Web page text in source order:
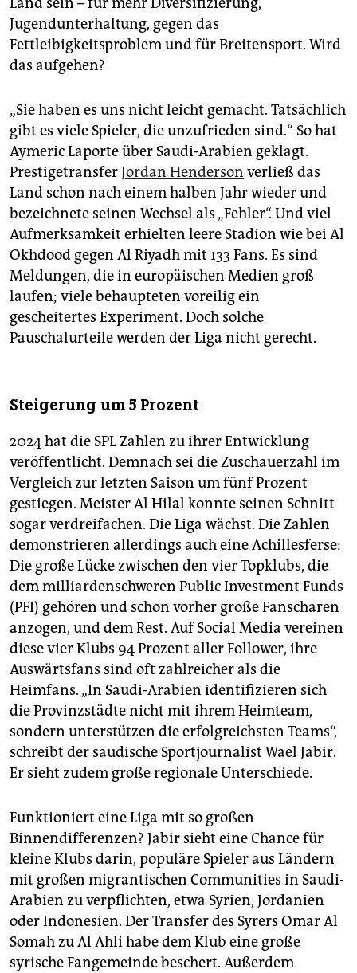
Jugendunterhaltung, gegen das
Fettleibigkeitsproblem und für Breitensport. Wird
das aufgehen?
„Sie haben es uns nicht leicht gemacht. Tatsächlich
gibt es viele Spieler, die unzufrieden sind.“ So hat
Aymeric Laporte über Saudi-Arabien geklagt.
PrestigetransferJordan Henderson verließ das
Land schon nach einem halben Jahr wieder und
bezeichnete seinen Wechsel als „Fehler“. Und viel
Aufmerksamkeit erhielten leere Stadion wie bei Al
Okhdood gegen Al Riyadh mit 133 Fans. Es sind
Meldungen, die in europäischen Medien groß
laufen; viele behaupteten voreilig ein
gescheitertes Experiment. Doch solche
Pauschalurteile werden der Liga nicht gerecht.
Steigerung um 5 Prozent
2024 hat die SPL Zahlen zu ihrer Entwicklung
veröffentlicht. Demnach sei die Zuschauerzahl im
Vergleich zur letzten Saison um fünf Prozent
gestiegen. Meister Al Hilal konnte seinen Schnitt
sogar verdreifachen. Die Liga wächst. Die Zahlen
demonstrieren allerdings auch eine Achillesferse:
Die große Lücke zwischen den vier Topklubs, die
dem milliardenschweren Public Investment Funds
(PFI) gehören und schon vorher große Fanscharen
anzogen, und dem Rest. Auf Social Media vereinen
diese vier Klubs 94 Prozent aller Follower, ihre
Auswärtsfans sind oft zahlreicher als die
Heimfans. „In Saudi-Arabien identifizieren sich
die Provinzstädte nicht mit ihrem Heimteam,
sondern unterstützen die erfolgreichsten Teams“,
schreibt der saudische Sportjournalist Wael Jabir.
Er sieht zudem große regionale Unterschiede.
Funktioniert eine Liga mit so großen
Binnendifferenzen? Jabir sieht eine Chance für
kleine Klubs darin, populäre Spieler aus Ländern
mit großen migrantischen Communities in Saudi-
Arabien zu verpflichten, etwa Syrien, Jordanien
oder Indonesien. Der Transfer des Syrers Omar Al
Somah zu Al Ahli habe dem Klub eine große
syrische Fangemeinde beschert. Außerdem